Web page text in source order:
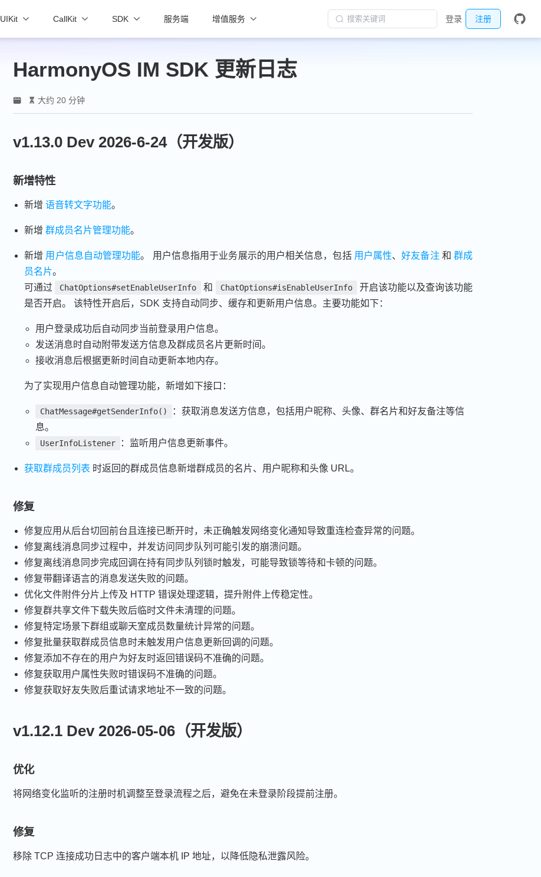
UIKit CallKit SDK 服务端 增值服务 搜索关键词 登录 注册
HarmonyOS IM SDK 更新日志
大约 20 分钟
v1.13.0 Dev 2026-6-24（开发版）
新增特性
新增语音转文字功能。
新增群成员名片管理功能。
新增 用户信息自动管理功能。 用户信息指用于业务展示的用户相关信息，包括 用户属性、好友备注 和 群成
员名片。
可通过
ChatOptions#setEnableUserInfo 和 ChatOptions#isEnableUserInfo
开启该功能以及查询该功能
是否开启。 该特性开启后，SDK 支持自动同步、缓存和更新用户信息。主要功能如下：
用户登录成功后自动同步当前登录用户信息。
发送消息时自动附带发送方信息及群成员名片更新时间。
接收消息后根据更新时间自动更新本地内存。
为了实现用户信息自动管理功能，新增如下接口：
ChatMessage#getSenderInfo()
：获取消息发送方信息，包括用户昵称、头像、群名片和好友备注等信
息。
UserInfoListener ：监听用户信息更新事件。
获取群成员列表 时返回的群成员信息新增群成员的名片、用户昵称和头像 URL。
修复
修复应用从后台切回前台且连接已断开时，未正确触发网络变化通知导致重连检查异常的问题。
修复离线消息同步过程中，并发访问同步队列可能引发的崩溃问题。
修复离线消息同步完成回调在持有同步队列锁时触发，可能导致锁等待和卡顿的问题。
修复带翻译语言的消息发送失败的问题。
优化文件附件分片上传及 HTTP 错误处理逻辑，提升附件上传稳定性。
修复群共享文件下载失败后临时文件未清理的问题。
修复特定场景下群组或聊天室成员数量统计异常的问题。
修复批量获取群成员信息时未触发用户信息更新回调的问题。
修复添加不存在的用户为好友时返回错误码不准确的问题。
修复获取用户属性失败时错误码不准确的问题。
修复获取好友失败后重试请求地址不一致的问题。
v1.12.1 Dev 2026-05-06（开发版）
优化
将网络变化监听的注册时机调整至登录流程之后，避免在未登录阶段提前注册。
修复
移除 TCP 连接成功日志中的客户端本机 IP 地址，以降低隐私泄露风险。